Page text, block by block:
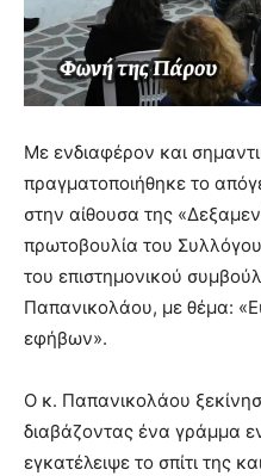
Με ενδιαφέρον και
πραγματοποιήθηκε το
στην αίθουσα της
πρωτοβουλία του
του επιστημονικού
Παπανικολάου, με θέμα:
εφήβων».
Ο κ. Παπανικολάου
διαβάζοντας ένα γράμμα
εγκατέλειψε το σπίτι της